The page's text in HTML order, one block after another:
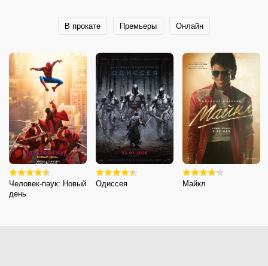
В прокате Премьеры Онлайн
Человек-паук: Новый
день
Одиссея Майкл